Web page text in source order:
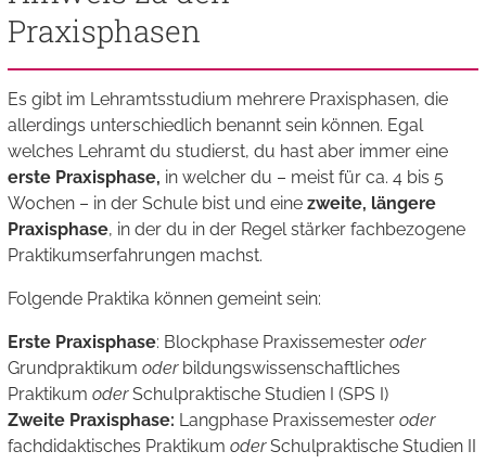
Praxisphasen
Es gibt im Lehramtsstudium mehrere Praxisphasen, die
allerdings unterschiedlich benannt sein können. Egal
welches Lehramt du studierst, du hast aber immer eine
erste Praxisphase, in welcher du – meist für ca. 4 bis 5
Wochen – in der Schule bist und einezweite, längere
Praxisphase, in der du in der Regel stärker fachbezogene
Praktikumserfahrungen machst.
Folgende Praktika können gemeint sein:
Erste Praxisphase: Blockphase Praxissemesteroder
Grundpraktikumoder bildungswissenschaftliches
PraktikumoderSchulpraktische Studien I (SPS I)
Zweite Praxisphase: Langphase Praxissemesteroder
fachdidaktisches Praktikum oderSchulpraktische Studien II